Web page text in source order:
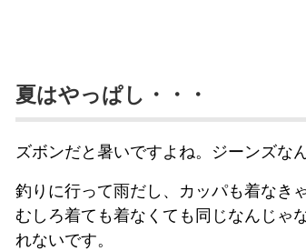
夏はやっぱし・・・
ズボンだと暑いですよね。ジーンズな
釣りに行って雨だし、カッパも着なき
むしろ着ても着なくても同じなんじゃ
れないです。